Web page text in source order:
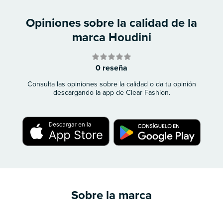
Opiniones sobre la calidad de la
marca Houdini
0 reseña
Consulta las opiniones sobre la calidad o da tu opinión
descargando la app de Clear Fashion.
Sobre la marca